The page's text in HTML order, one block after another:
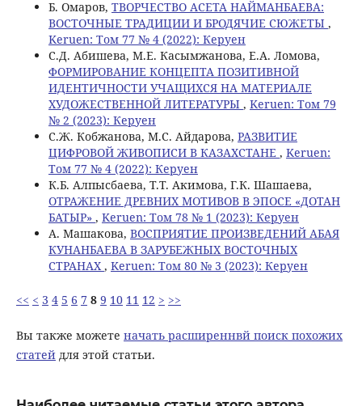
Б. Омаров, ТВОРЧЕСТВО АСЕТА НАЙМАНБАЕВА:
ВОСТОЧНЫЕ ТРАДИЦИИ И БРОДЯЧИЕ СЮЖЕТЫ ,
Keruen: Том 77 № 4 (2022): Керуен
С.Д. Абишева, М.Е. Касымжанова, Е.А. Ломова,
ФОРМИРОВАНИЕ КОНЦЕПТА ПОЗИТИВНОЙ
ИДЕНТИЧНОСТИ УЧАЩИХСЯ НА МАТЕРИАЛЕ
ХУДОЖЕСТВЕННОЙ ЛИТЕРАТУРЫ , Keruen: Том 79
№ 2 (2023): Керуен
C.Ж. Кобжанова, М.С. Айдарова, РАЗВИТИЕ
ЦИФРОВОЙ ЖИВОПИСИ В КАЗАХСТАНЕ , Keruen:
Том 77 № 4 (2022): Керуен
К.Б. Алпысбаева, Т.Т. Акимова, Г.К. Шашаева,
ОТРАЖЕНИЕ ДРЕВНИХ МОТИВОВ В ЭПОСЕ «ДОТАН
БАТЫР» , Keruen: Том 78 № 1 (2023): Керуен
A. Maшакова, ВОСПРИЯТИЕ ПРОИЗВЕДЕНИЙ АБАЯ
КУНАНБАЕВА В ЗАРУБЕЖНЫХ ВОСТОЧНЫХ
СТРАНАХ , Keruen: Том 80 № 3 (2023): Керуен
<< < 3 4 5 6 7 8 9 10 11 12 > >>
Вы также можете начать расширеннвй поиск похожих
статейдля этой статьи.